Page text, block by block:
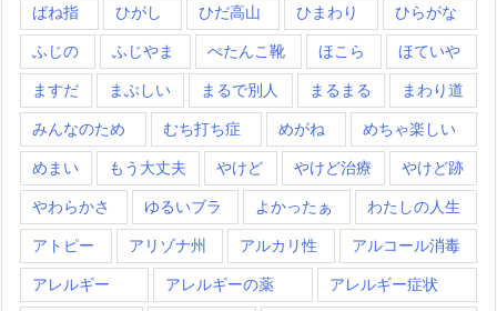
ばね指 ひがし ひだ高山 ひまわり ひらがな
ふじの ふじやま ぺたんこ靴 ほこら ほていや
ますだ まぶしい まるで別人 まるまる まわり道
みんなのため むち打ち症 めがね めちゃ楽しい
めまい もう大丈夫 やけど やけど治療 やけど跡
やわらかさ ゆるいブラ よかったぁ わたしの人生
アトピー アリゾナ州 アルカリ性 アルコール消毒
アレルギー アレルギーの薬 アレルギー症状